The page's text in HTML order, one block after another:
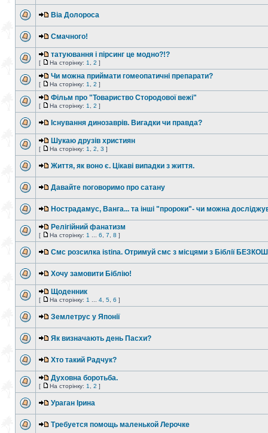
Віа Долороса
Смачного!
татуювання і пірсинг це модно?!?
[ На сторінку: 1 2 ]
Чи можна приймати гомеопатичні препарати?
[ На сторінку: 1 2 ]
Фільм про "Товариство Стородової вежі"
[ На сторінку: 1 2 ]
Існування динозаврів. Вигадки чи правда?
Шукаю друзів християн
[ На сторінку: 1 2 3 ]
Життя, як воно є. Цікаві випадки з життя.
Давайте поговоримо про сатану
Нострадамус, Ванга... та інші "пророки"- чи можна
Релігійний фанатизм
[ На сторінку: 1 6 7 8 ]
Смс розсилка іstіnа. Отримуй смс з місцями з Біблії
Хочу замовити Біблію!
Щоденник
[ На сторінку: 1 4 5 6 ]
Землетрус у Японії
Як визначають день Пасхи?
Хто такий Радчук?
Духовна боротьба.
[ На сторінку: 1 2 ]
Ураган Ірина
Требуется помощь маленькой Лерочке